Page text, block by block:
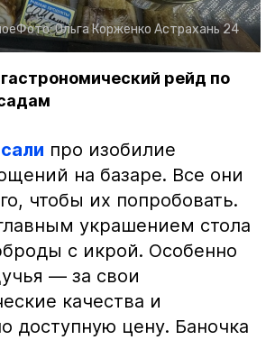
Фото:Ольга Корженко Астрахань 24
рейд по
про изобилие
на базаре. Все они
чтобы их попробовать.
украшением стола
с икрой. Особенно
— за свои
качества и
доступную цену. Баночка